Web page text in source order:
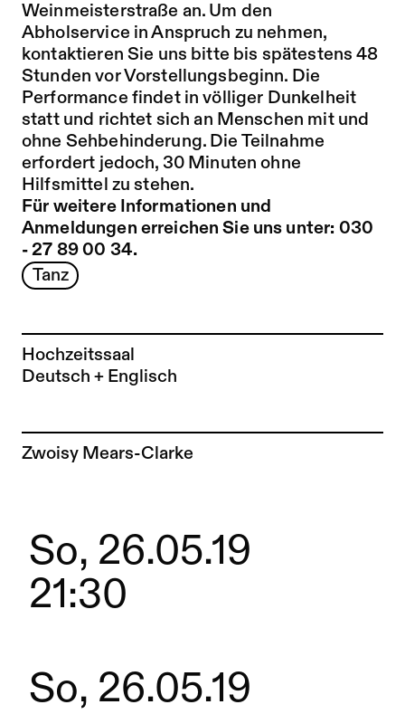
Tanz
Hochzeitssaal
Deutsch + Englisch
Zur Künstler*in-Seite von
Zwoisy Mears-Clarke
Weinmeisterstraße an. Um den
Abholservice in Anspruch zu nehmen,
kontaktieren Sie uns bitte bis spätestens 48
Stunden vor Vorstellungsbeginn. Die
Performance findet in völliger Dunkelheit
statt und richtet sich an Menschen mit und
ohne Sehbehinderung. Die Teilnahme
erfordert jedoch, 30 Minuten ohne
Hilfsmittel zu stehen.
Für weitere Informationen und
Anmeldungen erreichen Sie uns unter: 030
- 27 89 00 34.
So, 26.05.19
21:30
So, 26.05.19